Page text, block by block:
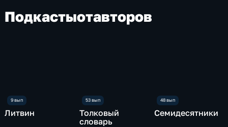
Подкастыотавторов
Литвин
Толковый
словарь
Семидесятники